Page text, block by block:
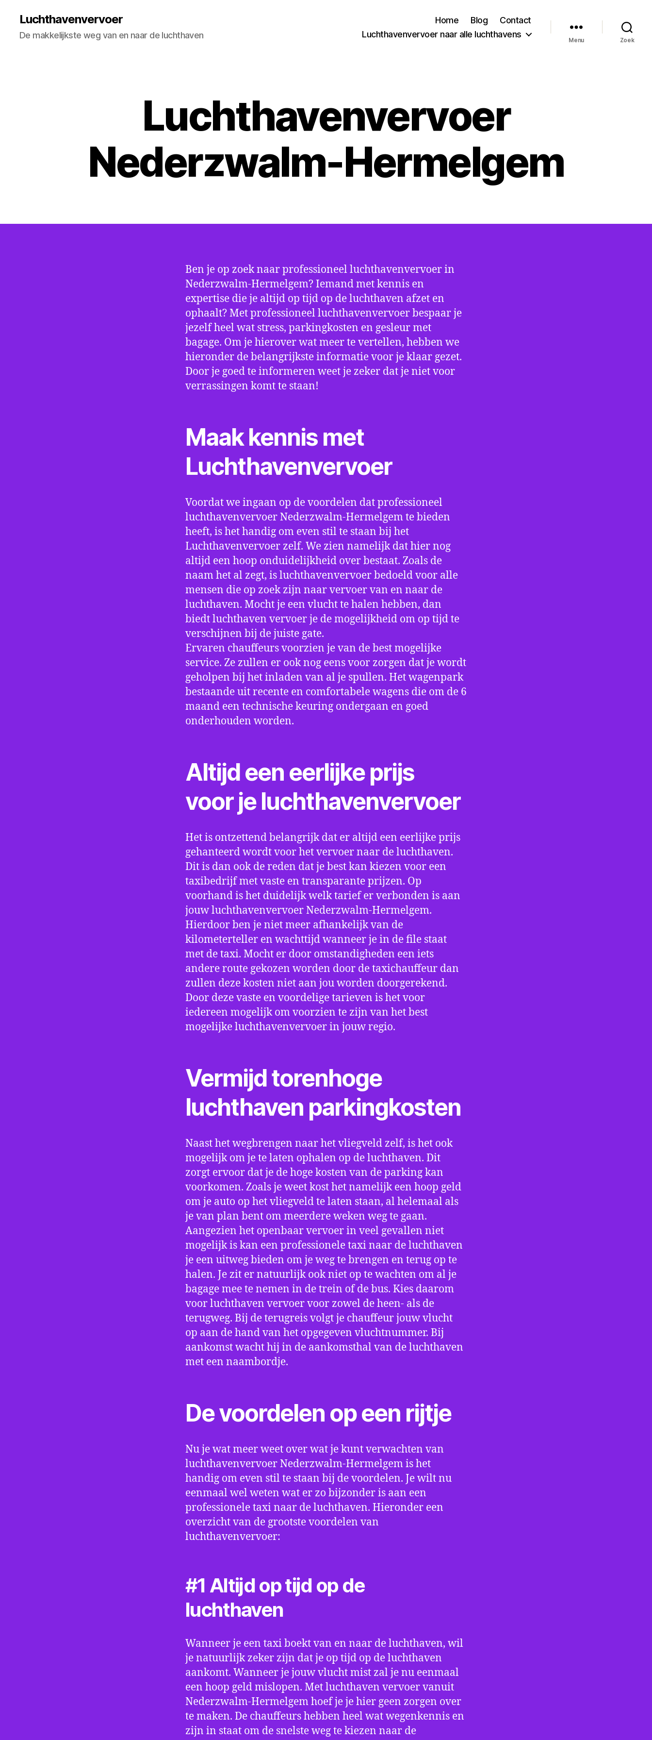
Luchthavenvervoer
De makkelijkste weg van en naar de luchthaven
Home Blog
Contact
Luchthavenvervoer naar alle luchthavens
Menu Zoek
Luchthavenvervoer
Nederzwalm-Hermelgem
Ben je op zoek naar professioneel luchthavenvervoer in
Nederzwalm-Hermelgem? Iemand met kennis en
expertise die je altijd op tijd op de luchthaven afzet en
ophaalt? Met professioneel luchthavenvervoer bespaar je
jezelf heel wat stress, parkingkosten en gesleur met
bagage. Om je hierover wat meer te vertellen, hebben we
hieronder de belangrijkste informatie voor je klaar gezet.
Door je goed te informeren weet je zeker dat je niet voor
verrassingen komt te staan!
Maak kennis met
Luchthavenvervoer
Voordat we ingaan op de voordelen dat professioneel
luchthavenvervoer Nederzwalm-Hermelgem te bieden
heeft, is het handig om even stil te staan bij het
Luchthavenvervoer zelf. We zien namelijk dat hier nog
altijd een hoop onduidelijkheid over bestaat. Zoals de
naam het al zegt, is luchthavenvervoer bedoeld voor alle
mensen die op zoek zijn naar vervoer van en naar de
luchthaven. Mocht je een vlucht te halen hebben, dan
biedt luchthaven vervoer je de mogelijkheid om op tijd te
verschijnen bij de juiste gate.
Ervaren chauffeurs voorzien je van de best mogelijke
service. Ze zullen er ook nog eens voor zorgen dat je wordt
geholpen bij het inladen van al je spullen. Het wagenpark
bestaande uit recente en comfortabele wagens die om de 6
maand een technische keuring ondergaan en goed
onderhouden worden.
Altijd een eerlijke prijs
voor je luchthavenvervoer
Het is ontzettend belangrijk dat er altijd een eerlijke prijs
gehanteerd wordt voor het vervoer naar de luchthaven.
Dit is dan ook de reden dat je best kan kiezen voor een
taxibedrijf met vaste en transparante prijzen. Op
voorhand is het duidelijk welk tarief er verbonden is aan
jouw luchthavenvervoer Nederzwalm-Hermelgem.
Hierdoor ben je niet meer afhankelijk van de
kilometerteller en wachttijd wanneer je in de file staat
met de taxi. Mocht er door omstandigheden een iets
andere route gekozen worden door de taxichauffeur dan
zullen deze kosten niet aan jou worden doorgerekend.
Door deze vaste en voordelige tarieven is het voor
iedereen mogelijk om voorzien te zijn van het best
mogelijke luchthavenvervoer in jouw regio.
Vermijd torenhoge
luchthaven parkingkosten
Naast het wegbrengen naar het vliegveld zelf, is het ook
mogelijk om je te laten ophalen op de luchthaven. Dit
zorgt ervoor dat je de hoge kosten van de parking kan
voorkomen. Zoals je weet kost het namelijk een hoop geld
om je auto op het vliegveld te laten staan, al helemaal als
je van plan bent om meerdere weken weg te gaan.
Aangezien het openbaar vervoer in veel gevallen niet
mogelijk is kan een professionele taxi naar de luchthaven
je een uitweg bieden om je weg te brengen en terug op te
halen. Je zit er natuurlijk ook niet op te wachten om al je
bagage mee te nemen in de trein of de bus. Kies daarom
voor luchthaven vervoer voor zowel de heen- als de
terugweg. Bij de terugreis volgt je chauffeur jouw vlucht
op aan de hand van het opgegeven vluchtnummer. Bij
aankomst wacht hij in de aankomsthal van de luchthaven
met een naambordje.
De voordelen op een rijtje
Nu je wat meer weet over wat je kunt verwachten van
luchthavenvervoer Nederzwalm-Hermelgem is het
handig om even stil te staan bij de voordelen. Je wilt nu
eenmaal wel weten wat er zo bijzonder is aan een
professionele taxi naar de luchthaven. Hieronder een
overzicht van de grootste voordelen van
luchthavenvervoer:
#1 Altijd op tijd op de
luchthaven
Wanneer je een taxi boekt van en naar de luchthaven, wil
je natuurlijk zeker zijn dat je op tijd op de luchthaven
aankomt. Wanneer je jouw vlucht mist zal je nu eenmaal
een hoop geld mislopen. Met luchthaven vervoer vanuit
Nederzwalm-Hermelgem hoef je je hier geen zorgen over
te maken. De chauffeurs hebben heel wat wegenkennis en
zijn in staat om de snelste weg te kiezen naar de